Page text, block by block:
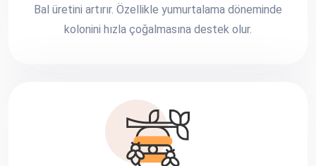
Bal üretini artırır. Özellikle yumurtalama döneminde
kolonini hızla çoğalmasına destek olur.